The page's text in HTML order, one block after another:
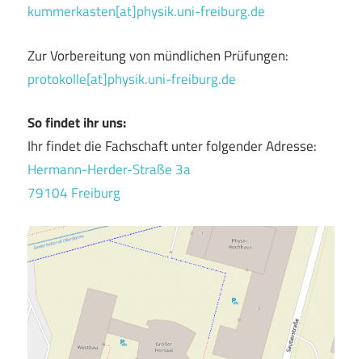
kummerkasten[at]physik.uni-freiburg.de
Zur Vorbereitung von mündlichen Prüfungen:
protokolle[at]physik.uni-freiburg.de
So findet ihr uns:
Ihr findet die Fachschaft unter folgender Adresse:
Hermann-Herder-Straße 3a
79104 Freiburg